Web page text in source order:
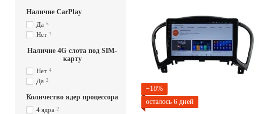
−18%
осталось 6 дней
Наличие CarPlay
Да 5
Нет 1
Наличие 4G слота под SIM-
карту
Нет 4
Да 2
Количество ядер процессора
4 ядра 2